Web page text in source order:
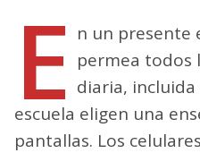
E n un presente
permea todos
diaria, incluida
escuela eligen una
pantallas. Los